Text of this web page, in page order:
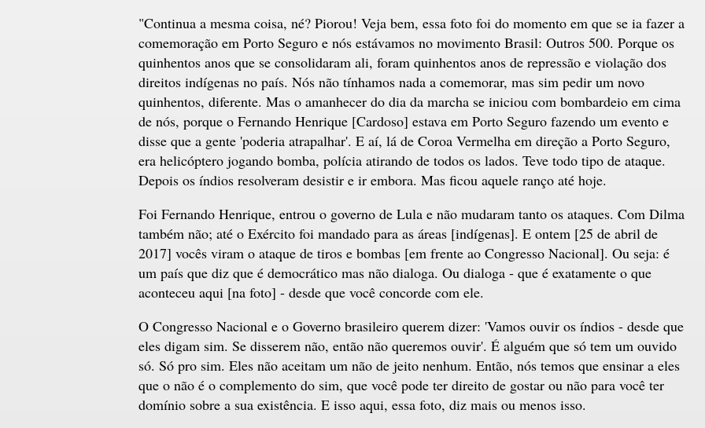
"Continua a mesma coisa, né? Piorou! Veja bem, essa foto foi do momento em que se ia fazer a
comemoração em Porto Seguro e nós estávamos no movimento Brasil: Outros 500. Porque os
quinhentos anos que se consolidaram ali, foram quinhentos anos de repressão e violação dos
direitos indígenas no país. Nós não tínhamos nada a comemorar, mas sim pedir um novo
quinhentos, diferente. Mas o amanhecer do dia da marcha se iniciou com bombardeio em cima
de nós, porque o Fernando Henrique [Cardoso] estava em Porto Seguro fazendo um evento e
disse que a gente 'poderia atrapalhar'. E aí, lá de Coroa Vermelha em direção a Porto Seguro,
era helicóptero jogando bomba, polícia atirando de todos os lados. Teve todo tipo de ataque.
Depois os índios resolveram desistir e ir embora. Mas ficou aquele ranço até hoje.
Foi Fernando Henrique, entrou o governo de Lula e não mudaram tanto os ataques. Com Dilma
também não; até o Exército foi mandado para as áreas [indígenas]. E ontem [25 de abril de
2017] vocês viram o ataque de tiros e bombas [em frente ao Congresso Nacional]. Ou seja: é
um país que diz que é democrático mas não dialoga. Ou dialoga - que é exatamente o que
aconteceu aqui [na foto] - desde que você concorde com ele.
O Congresso Nacional e o Governo brasileiro querem dizer: 'Vamos ouvir os índios - desde que
eles digam sim. Se disserem não, então não queremos ouvir'. É alguém que só tem um ouvido
só. Só pro sim. Eles não aceitam um não de jeito nenhum. Então, nós temos que ensinar a eles
que o não é o complemento do sim, que você pode ter direito de gostar ou não para você ter
domínio sobre a sua existência. E isso aqui, essa foto, diz mais ou menos isso.